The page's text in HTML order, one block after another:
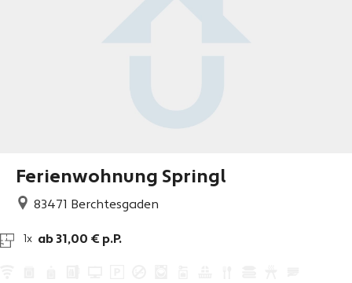
Ferienwohnung Springl
83471 Berchtesgaden
1x ab 31,00 € p.P.